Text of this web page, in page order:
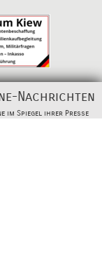
Nachrichten
im Spiegel ihrer Presse